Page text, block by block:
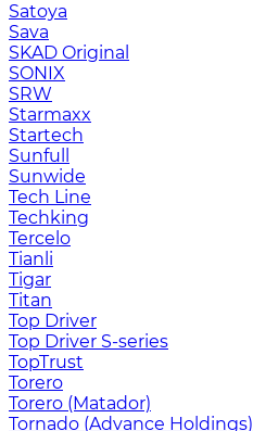
Satoya
Sava
SKAD Original
SONIX
SRW
Starmaxx
Startech
Sunfull
Sunwide
Tech Line
Techking
Tercelo
Tianli
Tigar
Titan
Top Driver
Top Driver S-series
TopTrust
Torero
Torero (Matador)
Tornado (Advance Holdings)